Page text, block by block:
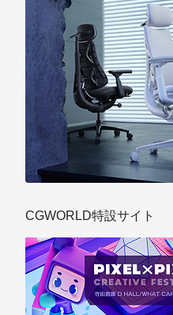
CGWORLD特設サイト